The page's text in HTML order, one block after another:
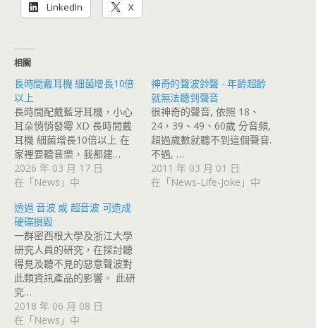
LinkedIn X
相關
長時間戴耳機 細菌增長10倍
以上
長時間配戴藍牙耳機，小心
耳朵悄悄發霉 XD 長時間戴
耳機 細菌增長10倍以上 在
家裡要聽音樂，我都建…
2026 年 03 月 17 日
在「News」中
神奇的聲波鈴聲 - 年齡超齡
就無法聽到聲音
很神奇的聲音, 依照 18、
24，39、49、60歲 分音頻,
超過歲數就聽不到這個聲音.
不過, …
2011 年 03 月 01 日
在「News-Life-Joke」中
透過 音波 或 超音波 可造成
硬碟損毀
一群密西根大學及浙江大學
研究人員的研究，在探討聽
得見及聽不見的惡意聲波對
此類資訊產品的影響。 此研
究…
2018 年 06 月 08 日
在「News」中